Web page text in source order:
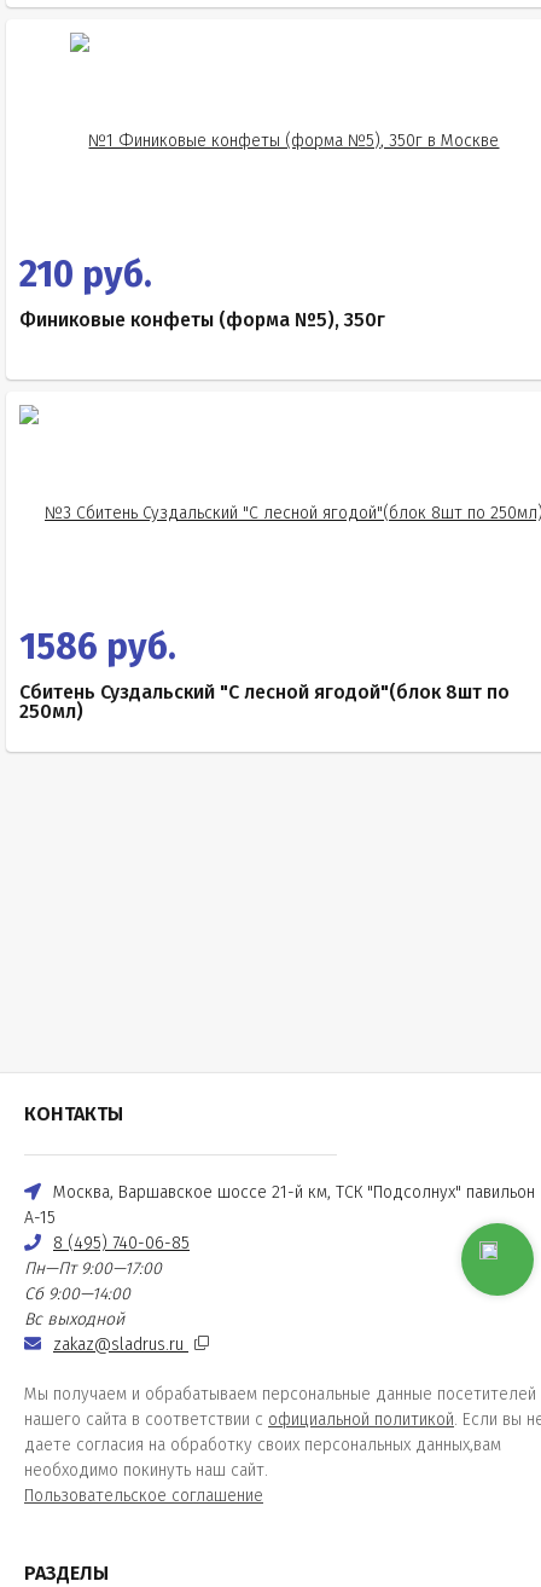
210 руб.
Финиковые конфеты (форма №5), 350г
1586 руб.
Сбитень Суздальский "С лесной ягодой"(блок 8шт по
250мл)
КОНТАКТЫ
Москва, Варшавское шоссе 21-й км, ТСК "Подсолнух" павильон
А-15
8 (495) 740-06-85
Пн—Пт 9:00—17:00
Сб 9:00—14:00
Вс выходной
zakaz@sladrus.ru
Мы получаем и обрабатываем персональные данные посетителей
нашего сайта в соответствии с официальной политикой. Если вы
даете согласия на обработку своих персональных данных,вам
необходимо покинуть наш сайт.
Пользовательское соглашение
РАЗДЕЛЫ